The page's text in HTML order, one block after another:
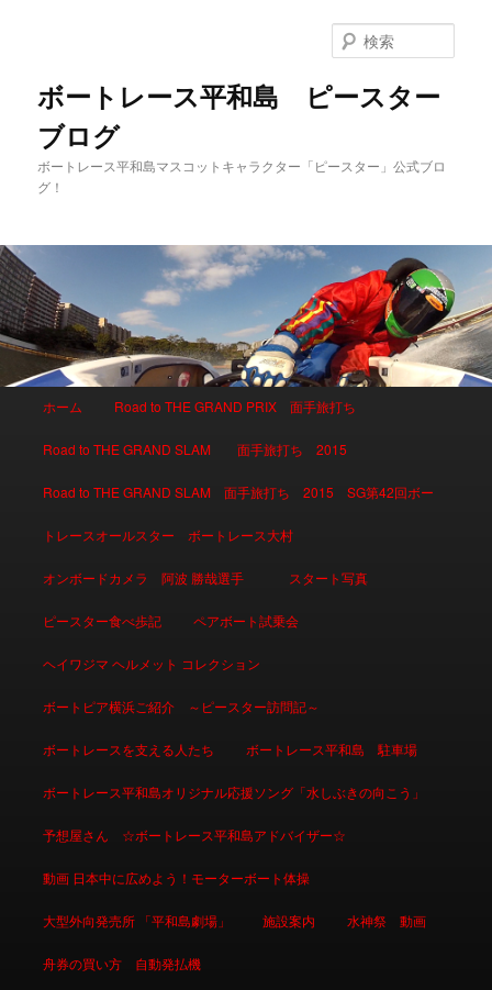
ボートレース平和島 ピースター
ブログ
ボートレース平和島マスコットキャラクター「ピースター」公式ブロ
グ！
索
メインコンテンツへ移動
サブコンテンツへ移動
ホーム Road to THE GRAND PRIX 面手旅打ち
Road to THE GRAND SLAM 面手旅打ち 2015
Road to THE GRAND SLAM 面手旅打ち 2015 SG第42回ボー
トレースオールスター ボートレース大村
オンボードカメラ 阿波 勝哉選手 スタート写真
ピースター食べ歩記 ペアボート試乗会
ヘイワジマ ヘルメット コレクション
ボートピア横浜ご紹介 ～ピースター訪問記～
ボートレースを支える人たち ボートレース平和島 駐車場
ボートレース平和島オリジナル応援ソング「水しぶきの向こう」
予想屋さん ☆ボートレース平和島アドバイザー☆
動画 日本中に広めよう！モーターボート体操
大型外向発売所 「平和島劇場」 施設案内 水神祭 動画
舟券の買い方 自動発払機